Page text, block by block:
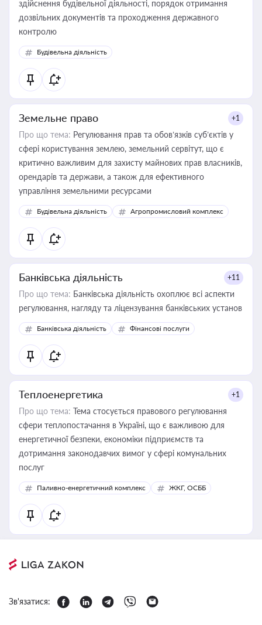
здійснення будівельної діяльності, порядок отримання
дозвільних документів та проходження державного
контролю
Будівельна діяльність
Земельне право +1
Про що тема: Регулювання прав та обов’язків суб’єктів у
сфері користування землею, земельний сервітут, що є
критично важливим для захисту майнових прав власників,
орендарів та держави, а також для ефективного
управління земельними ресурсами
Будівельна діяльність Агропромисловий комплекс
Банківська діяльність +11
Про що тема: Банківська діяльність охоплює всі аспекти
регулювання, нагляду та ліцензування банківських установ
Банківська діяльність Фінансові послуги
Теплоенергетика +1
Про що тема: Тема стосується правового регулювання
сфери теплопостачання в Україні, що є важливою для
енергетичної безпеки, економіки підприємств та
дотримання законодавчих вимог у сфері комунальних
послуг
Паливно-енергетичний комплекс ЖКГ, ОСББ
Зв'язатися: